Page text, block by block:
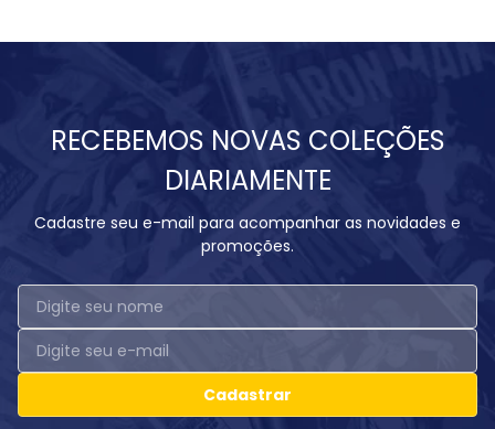
RECEBEMOS NOVAS COLEÇÕES
DIARIAMENTE
Cadastre seu e-mail para acompanhar as novidades e
promoções.
Cadastrar